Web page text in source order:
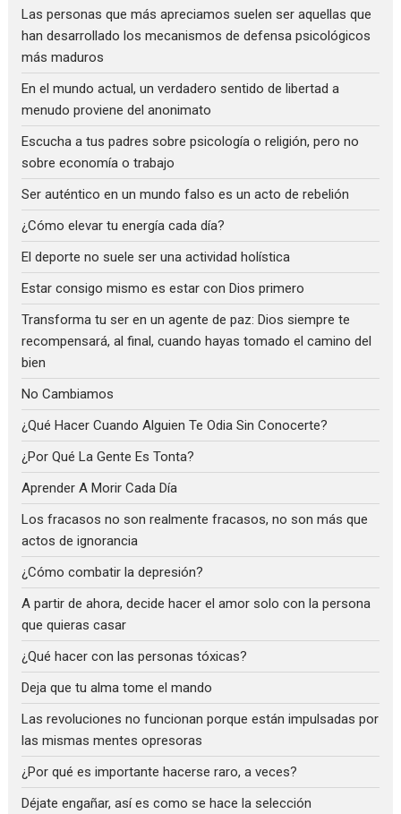
Las personas que más apreciamos suelen ser aquellas que
han desarrollado los mecanismos de defensa psicológicos
más maduros
En el mundo actual, un verdadero sentido de libertad a
menudo proviene del anonimato
Escucha a tus padres sobre psicología o religión, pero no
sobre economía o trabajo
Ser auténtico en un mundo falso es un acto de rebelión
¿Cómo elevar tu energía cada día?
El deporte no suele ser una actividad holística
Estar consigo mismo es estar con Dios primero
Transforma tu ser en un agente de paz: Dios siempre te
recompensará, al final, cuando hayas tomado el camino del
bien
No Cambiamos
¿Qué Hacer Cuando Alguien Te Odia Sin Conocerte?
¿Por Qué La Gente Es Tonta?
Aprender A Morir Cada Día
Los fracasos no son realmente fracasos, no son más que
actos de ignorancia
¿Cómo combatir la depresión?
A partir de ahora, decide hacer el amor solo con la persona
que quieras casar
¿Qué hacer con las personas tóxicas?
Deja que tu alma tome el mando
Las revoluciones no funcionan porque están impulsadas por
las mismas mentes opresoras
¿Por qué es importante hacerse raro, a veces?
Déjate engañar, así es como se hace la selección